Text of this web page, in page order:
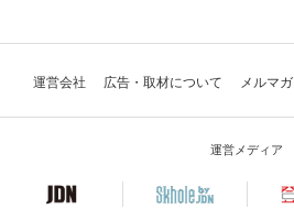
運営会社 広告・取材について メルマガ
運営メディア